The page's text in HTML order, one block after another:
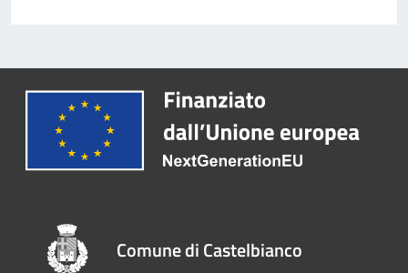
Comune di Castelbianco